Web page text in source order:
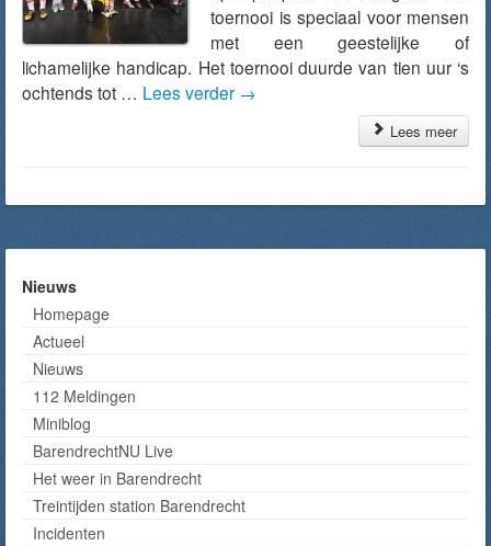
toernooi is speciaal voor mensen
met een geestelijke of
lichamelijke handicap. Het toernooi duurde van tien uur ‘s
ochtends tot … Lees verder →
Lees meer
Nieuws
Homepage
Actueel
Nieuws
112 Meldingen
Miniblog
BarendrechtNU Live
Het weer in Barendrecht
Treintijden station Barendrecht
Incidenten